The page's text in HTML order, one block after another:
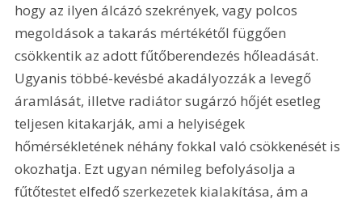
hogy az ilyen álcázó szekrények, vagy polcos
megoldások a takarás mértékétől függően
csökkentik az adott fűtőberendezés hőleadását.
Ugyanis többé-kevésbé akadályozzák a levegő
áramlását, illetve radiátor sugárzó hőjét esetleg
teljesen kitakarják, ami a helyiségek
hőmérsékletének néhány fokkal való csökkenését is
okozhatja. Ezt ugyan némileg befolyásolja a
fűtőtestet elfedő szerkezetek kialakítása, ám a